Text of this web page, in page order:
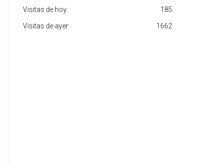
185
Visitas de hoy:
1662
Visitas de ayer: